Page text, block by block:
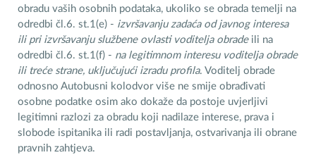
obradu vaših osobnih podataka, ukoliko se obrada temelji na
odredbi čl.6. st.1(e) - izvršavanju zadaća od javnog interesa
ili pri izvršavanju službene ovlasti voditelja obradeili na
odredbi čl.6. st.1(f) - na legitimnom interesu voditelja obrade
ili treće strane, uključujući izradu profila. Voditelj obrade
odnosno Autobusni kolodvor više ne smije obrađivati
osobne podatke osim ako dokaže da postoje uvjerljivi
legitimni razlozi za obradu koji nadilaze interese, prava i
slobode ispitanika ili radi postavljanja, ostvarivanja ili obrane
pravnih zahtjeva.